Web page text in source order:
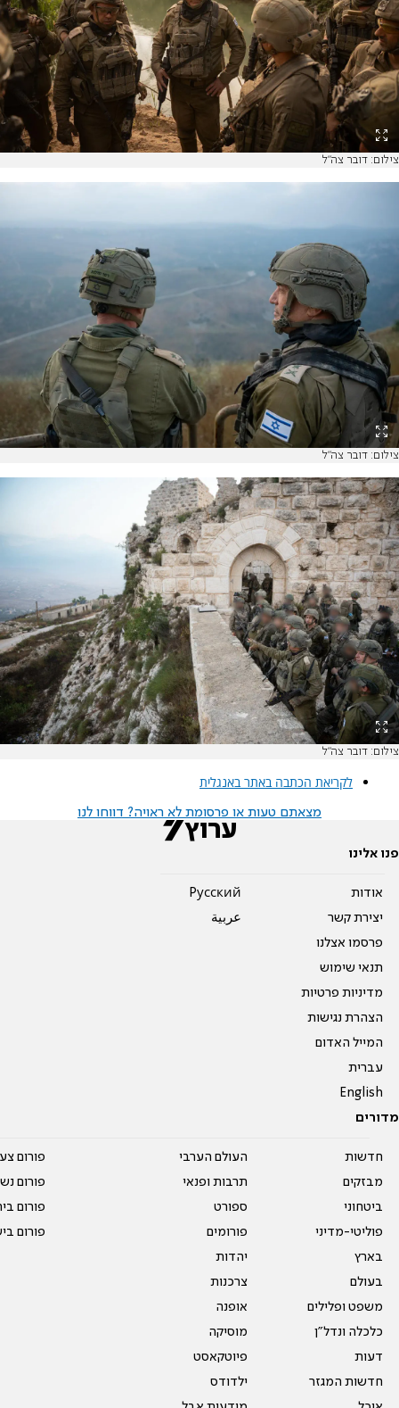
צילום: דובר צה"ל
צילום: דובר צה"ל
צילום: דובר צה"ל
לקריאת הכתבה באתר באנגלית
מצאתם טעות או פרסומת לא ראויה? דווחו לנו
פנו אלינו
אודות
יצירת קשר
פרסמו אצלנו
תנאי שימוש
מדיניות פרטיות
הצהרת נגישות
המייל האדום
עברית
English
Pусский
عربية
מדורים
חדשות
מבזקים
ביטחוני
פוליטי-מדיני
בארץ
בעולם
משפט ופלילים
כלכלה ונדל"ן
דעות
חדשות המגזר
העולם הערבי
תרבות ופנאי
ספורט
פורומים
יהדות
צרכנות
אופנה
מוסיקה
פיוטקאסט
ילדודס
פורום
פורום
פורום
פורום